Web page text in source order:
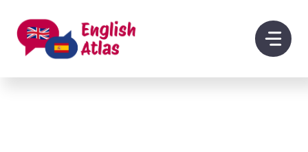
contenido